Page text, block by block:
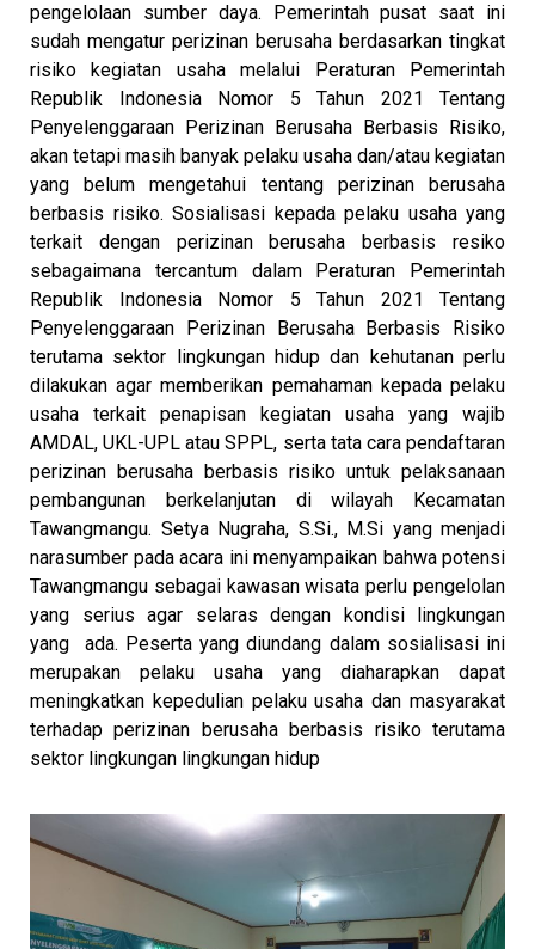
pengelolaan sumber daya. Pemerintah pusat saat ini
sudah mengatur perizinan berusaha berdasarkan tingkat
risiko kegiatan usaha melalui Peraturan Pemerintah
Republik Indonesia Nomor 5 Tahun 2021 Tentang
Penyelenggaraan Perizinan Berusaha Berbasis Risiko,
akan tetapi masih banyak pelaku usaha dan/atau kegiatan
yang belum mengetahui tentang perizinan berusaha
berbasis risiko. Sosialisasi kepada pelaku usaha yang
terkait dengan perizinan berusaha berbasis resiko
sebagaimana tercantum dalam Peraturan Pemerintah
Republik Indonesia Nomor 5 Tahun 2021 Tentang
Penyelenggaraan Perizinan Berusaha Berbasis Risiko
terutama sektor lingkungan hidup dan kehutanan perlu
dilakukan agar memberikan pemahaman kepada pelaku
usaha terkait penapisan kegiatan usaha yang wajib
AMDAL, UKL-UPL atau SPPL, serta tata cara pendaftaran
perizinan berusaha berbasis risiko untuk pelaksanaan
pembangunan berkelanjutan di wilayah Kecamatan
Tawangmangu. Setya Nugraha, S.Si., M.Si yang menjadi
narasumber pada acara ini menyampaikan bahwa potensi
Tawangmangu sebagai kawasan wisata perlu pengelolan
yang serius agar selaras dengan kondisi lingkungan
yang ada. Peserta yang diundang dalam sosialisasi ini
merupakan pelaku usaha yang diaharapkan dapat
meningkatkan kepedulian pelaku usaha dan masyarakat
terhadap perizinan berusaha berbasis risiko terutama
sektor lingkungan lingkungan hidup